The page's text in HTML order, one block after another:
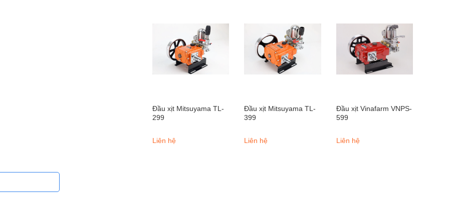
Đầu xịt Mitsuyama TL-
299
Liên hệ
Đầu xịt Mitsuyama TL-
399
Liên hệ
Đầu xịt Vinafarm VNPS-
599
Liên hệ